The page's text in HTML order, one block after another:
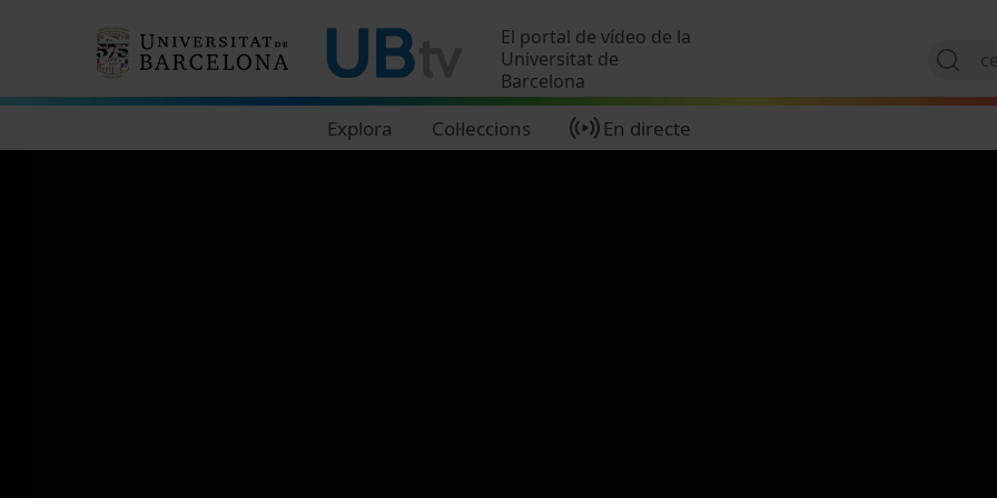
El portal de vídeo de la
Universitat de
Barcelona
Explora Col·leccions En directe